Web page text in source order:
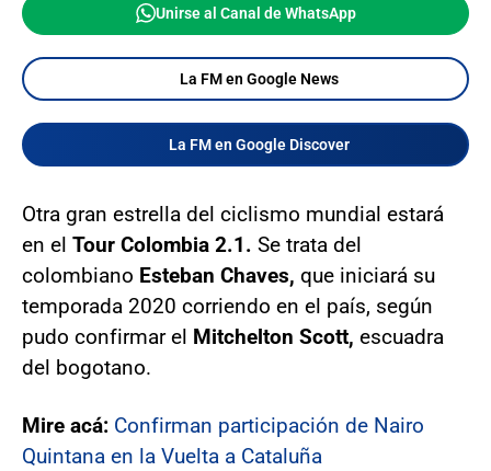
Unirse al Canal de WhatsApp
La FM en Google News
La FM en Google Discover
Otra gran estrella del ciclismo mundial estará
en el Tour Colombia 2.1. Se trata del
colombiano Esteban Chaves, que iniciará su
temporada 2020 corriendo en el país, según
pudo confirmar el Mitchelton Scott, escuadra
del bogotano.
Mire acá: Confirman participación de Nairo
Quintana en la Vuelta a Cataluña